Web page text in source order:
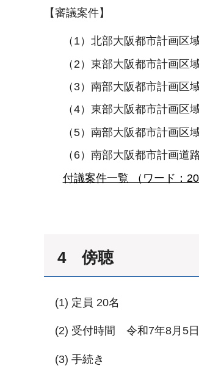
【審議案件】
（1）北部大阪都市計画区
（2）東部大阪都市計画区
（3）南部大阪都市計画区
（4）東部大阪都市計画区
（5）南部大阪都市計画区
（6）南部大阪都市計画道
付議案件一覧 （ワード：
4 傍聴
(1) 定員 20名
(2) 受付時間 令和7年8月5日
(3) 手続き